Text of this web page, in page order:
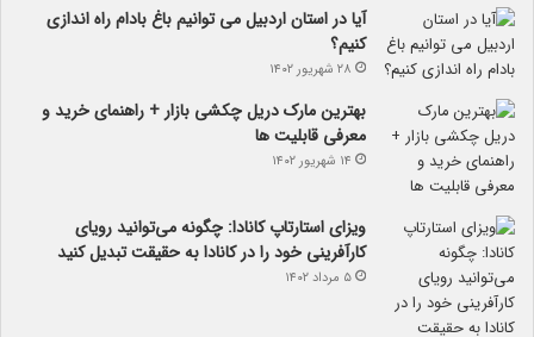
آیا در استان اردبیل می توانیم باغ بادام راه اندازی
کنیم؟
۲۸ شهریور ۱۴۰۲
بهترین مارک دریل چکشی بازار + راهنمای خرید و
معرفی قابلیت ها
۱۴ شهریور ۱۴۰۲
ویزای استارتاپ کانادا: چگونه می‌توانید رویای
کارآفرینی خود را در کانادا به حقیقت تبدیل کنید
۵ مرداد ۱۴۰۲